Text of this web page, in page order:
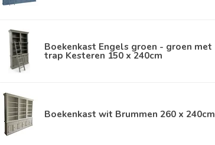
Boekenkast Engels groen - groen met
trap Kesteren 150 x 240cm
Boekenkast wit Brummen 260 x 240cm